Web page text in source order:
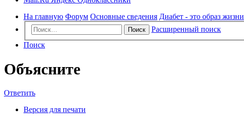
На главную Форум Основные сведения Диабет - это образ жизни
Поиск
Расширенный поиск
Поиск
Объясните
Ответить
Версия для печати